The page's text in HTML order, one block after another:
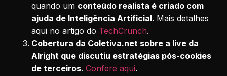
quando um conteúdo realista é criado com
ajuda de Inteligência Artificial. Mais detalhes
aqui no artigo do TechCrunch.
Cobertura da Coletiva.net sobre a live da
Alright que discutiu estratégias pós-cookies
de terceiros.Confere aqui.